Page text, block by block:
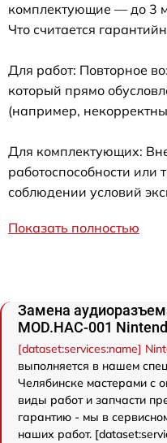
комплектующие — до 3
Что считается
Для работ: Повторное
который прямо
(например,
Для комплектующих:
работоспособности
соблюдении условий
Показать полностью
Замена
MOD.HAC-001
[dataset:services:name]
выполняется в нашем
Челябинске мастерами с
виды работ и запчасти
гарантию - мы в
наших работ.